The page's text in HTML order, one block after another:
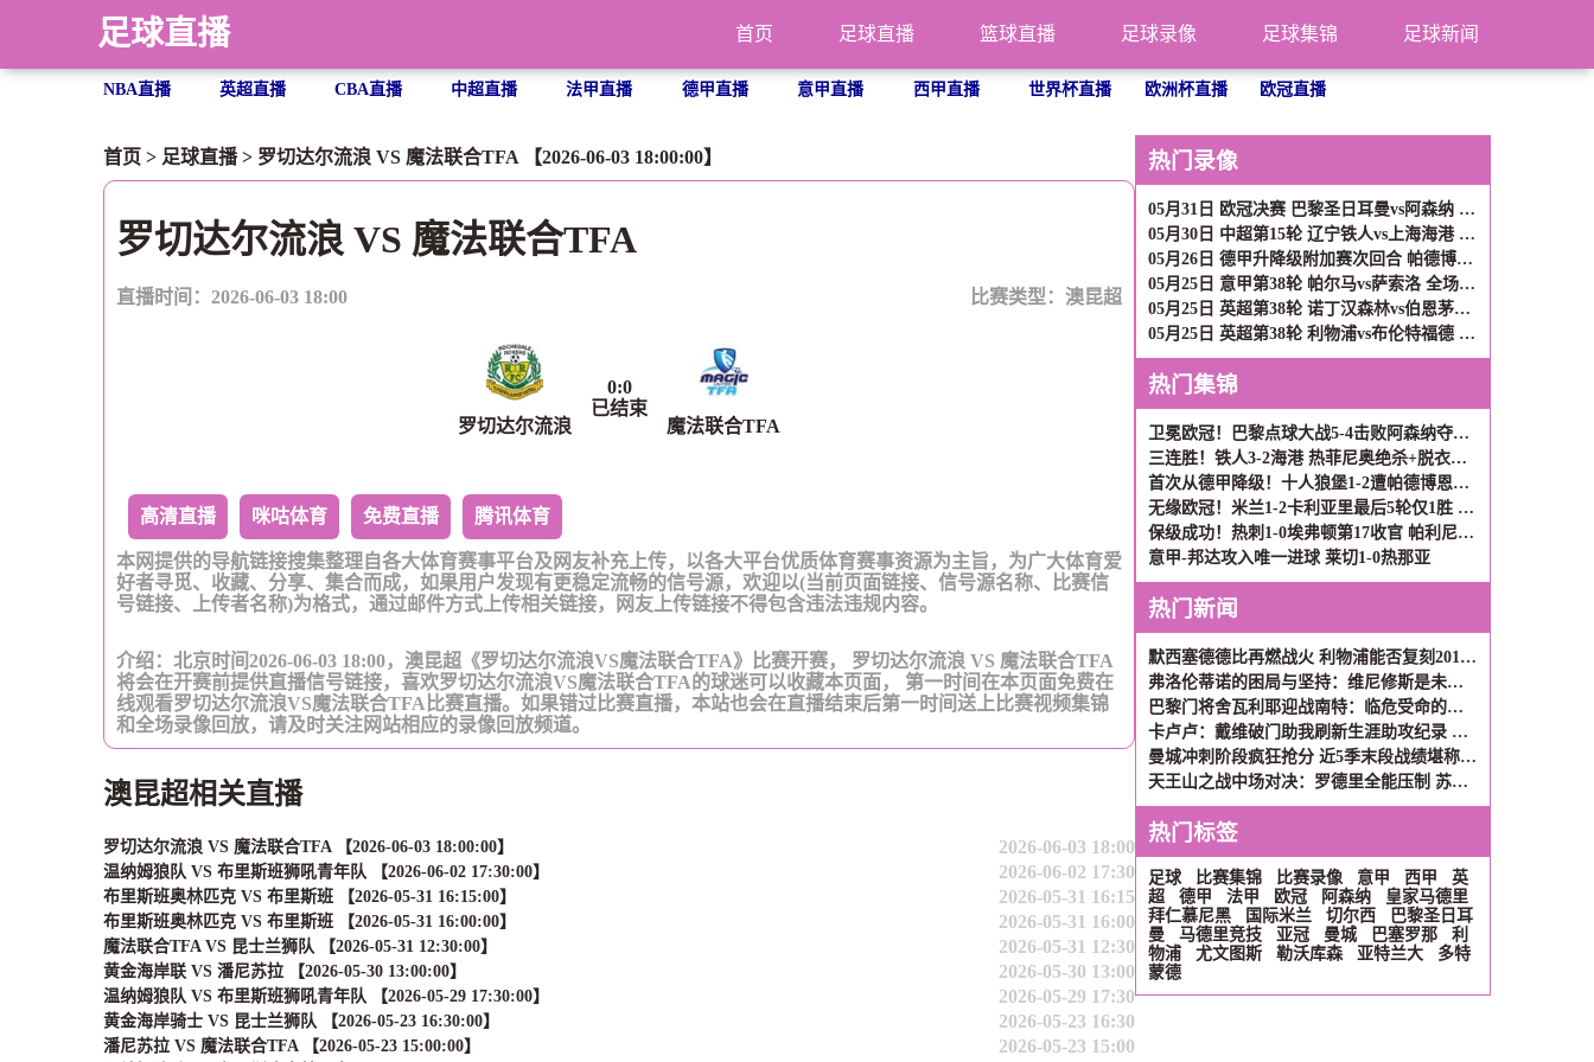
足球直播 首页 足球直播 篮球直播 足球录像 足球集锦 足球新闻
NBA直播 英超直播 CBA直播 中超直播 法甲直播 德甲直播 意甲直播 西甲直播 世界杯直播 欧洲杯直播 欧冠直播
首页 > 足球直播> 罗切达尔流浪 VS 魔法联合TFA 【2026-06-03 18:00:00】
罗切达尔流浪 VS 魔法联合TFA
直播时间：2026-06-03 18:00 比赛类型： 澳昆超
罗切达尔流浪
0:0
已结束
魔法联合TFA
高清直播 咪咕体育 免费直播 腾讯体育
本网提供的导航链接搜集整理自各大体育赛事平台及网友补充上传，以各大平台优质体育赛事资源为主旨，为广大体育爱
好者寻觅、收藏、分享、集合而成，如果用户发现有更稳定流畅的信号源，欢迎以(当前页面链接、信号源名称、比赛信
号链接、上传者名称)为格式，通过邮件方式上传相关链接，网友上传链接不得包含违法违规内容。
介绍：北京时间2026-06-03 18:00，澳昆超《罗切达尔流浪VS魔法联合TFA》比赛开赛， 罗切达尔流浪 VS 魔法联合TFA
将会在开赛前提供直播信号链接，喜欢罗切达尔流浪VS魔法联合TFA的球迷可以收藏本页面， 第一时间在本页面免费在
线观看罗切达尔流浪VS魔法联合TFA比赛直播。如果错过比赛直播，本站也会在直播结束后第一时间送上比赛视频集锦
和全场录像回放，请及时关注网站相应的录像回放频道。
澳昆超相关直播
罗切达尔流浪 VS 魔法联合TFA 【2026-06-03 18:00:00】 2026-06-03 18:00
温纳姆狼队 VS 布里斯班狮吼青年队 【2026-06-02 17:30:00】 2026-06-02 17:30
布里斯班奥林匹克 VS 布里斯班 【2026-05-31 16:15:00】 2026-05-31 16:15
布里斯班奥林匹克 VS 布里斯班 【2026-05-31 16:00:00】 2026-05-31 16:00
魔法联合TFA VS 昆士兰狮队 【2026-05-31 12:30:00】 2026-05-31 12:30
黄金海岸联 VS 潘尼苏拉 【2026-05-30 13:00:00】 2026-05-30 13:00
温纳姆狼队 VS 布里斯班狮吼青年队 【2026-05-29 17:30:00】 2026-05-29 17:30
黄金海岸骑士 VS 昆士兰狮队 【2026-05-23 16:30:00】 2026-05-23 16:30
潘尼苏拉 VS 魔法联合TFA 【2026-05-23 15:00:00】
2026-05-23 15:00
热门录像
05月31日 欧冠决赛 巴黎圣日耳曼vs阿森纳 全场录像
05月30日 中超第15轮 辽宁铁人vs上海海港 全场录像
05月26日 德甲升降级附加赛次回合 帕德博恩vs沃尔夫斯堡 全场录像
05月25日 意甲第38轮 帕尔马vs萨索洛 全场录像
05月25日 英超第38轮 诺丁汉森林vs伯恩茅斯 全场录像
05月25日 英超第38轮 利物浦vs布伦特福德 全场录像
热门集锦
卫冕欧冠！巴黎点球大战5-4击败阿森纳夺冠 加布里埃尔、埃泽失点
三连胜！铁人3-2海港 热菲尼奥绝杀+脱衣吃第2黄 姆本扎3轮轰6球
首次从德甲降级！十人狼堡1-2遭帕德博恩逆转 库尔达加时赛制胜
无缘欧冠！米兰1-2卡利亚里最后5轮仅1胜 萨勒马科尔斯闪击难救主
保级成功！热刺1-0埃弗顿第17收官 帕利尼亚制胜热刺近6轮仅1负
意甲-邦达攻入唯一进球 莱切1-0热那亚
热门新闻
默西塞德德比再燃战火 利物浦能否复刻2017年三连胜辉煌？
弗洛伦蒂诺的困局与坚持：维尼修斯是未来，姆巴佩非议难理解
巴黎门将舍瓦利耶迎战南特：临危受命的救赎之战
卡卢卢：戴维破门助我刷新生涯助攻纪录 团队默契才是关键
曼城冲刺阶段疯狂抢分 近5季末段战绩堪称英超现象级
天王山之战中场对决：罗德里全能压制 苏维门迪独守拦截高地
热门标签
足球 比赛集锦 比赛录像 意甲 西甲
英
超
德甲 法甲 欧冠 阿森纳
皇家马德里
拜仁慕尼黑
国际米兰 切尔西
巴黎圣日耳
曼
马德里竞技 亚冠 曼城 巴塞罗那
利
物浦
尤文图斯 勒沃库森 亚特兰大
多特
蒙德